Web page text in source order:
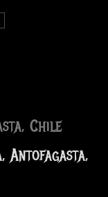
Chile
Antofagasta,